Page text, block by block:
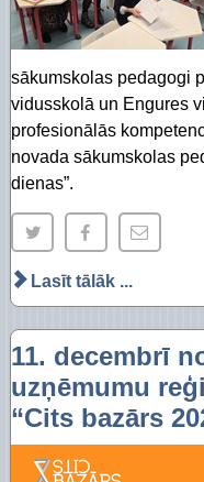
sākumskolas pedagogi
vidusskolā un Engures
profesionālās
novada sākumskolas
dienas”.
Lasīt tālāk ...
11. decembrī
uzņēmumu
“Cits bazārs